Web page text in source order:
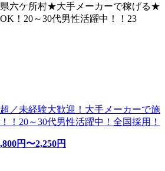
六ケ所村★大手メーカーで稼げる★
！20～30代男性活躍中！！23
／未経験大歓迎！大手メーカーで施
！20～30代男性活躍中！全国採用！
円〜2,250円